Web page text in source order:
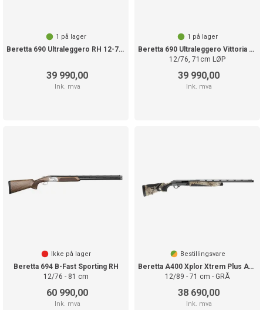
1 på lager
Beretta 690 Ultraleggero RH 12-76 71cm
39 990,00
Ink. mva
1 på lager
Beretta 690 Ultraleggero Vittoria RH
12/76, 71cm LØP
39 990,00
Ink. mva
Ikke på lager
Beretta 694 B-Fast Sporting RH
12/76 - 81 cm
60 990,00
Ink. mva
Bestillingsvare
Beretta A400 Xplor Xtrem Plus ATS Camo
12/89 - 71 cm - GRÅ
38 690,00
Ink. mva